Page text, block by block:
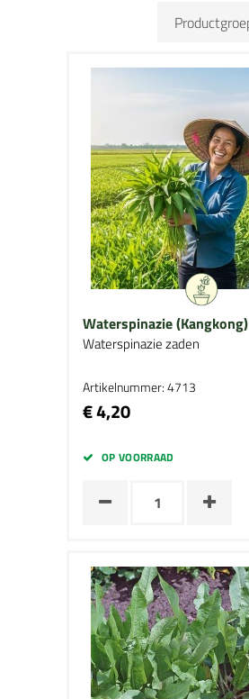
Waterspinazie (Kangkong)
Waterspinazie zaden
Artikelnummer: 4713
€ 4,20
OP VOORRAAD